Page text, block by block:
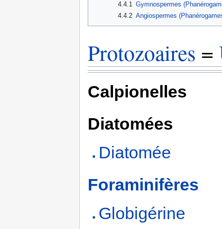
4.4.1 Gymnospermes
4.4.2 Angiospermes
Protozoaires =
Calpionelles
Diatomées
Diatomée
Foraminifères
Globigérine